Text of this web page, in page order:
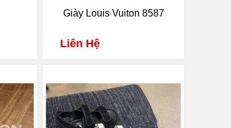
Giày Louis Vuiton 8587
Liên Hệ